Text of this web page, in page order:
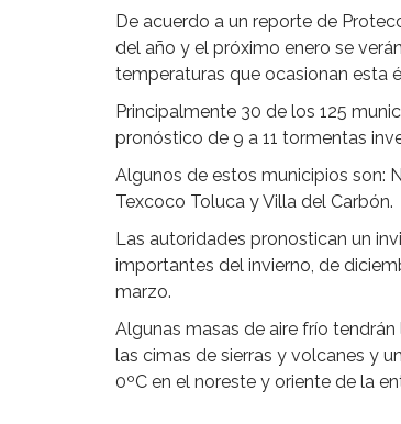
De acuerdo a un reporte de
del año y el próximo enero se
temperaturas que ocasionan esta
Principalmente 30 de los 125
pronóstico de 9 a 11 tormentas
Algunos de estos municipios son:
Texcoco Toluca y Villa del Carbón.
Las autoridades pronostican un
importantes del invierno, de
marzo.
Algunas masas de aire frío
las cimas de sierras y volcanes y
0ºC en el noreste y oriente de la